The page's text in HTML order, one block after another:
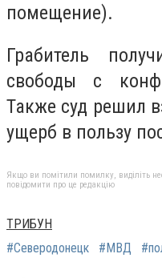
помещение).
Грабитель
свободы с
Также суд решил
ущерб в пользу
Якщо ви помітили помилку, виділіть
повідомити про це редакцію
ТРИБУН
#Северодонецк
#МВД